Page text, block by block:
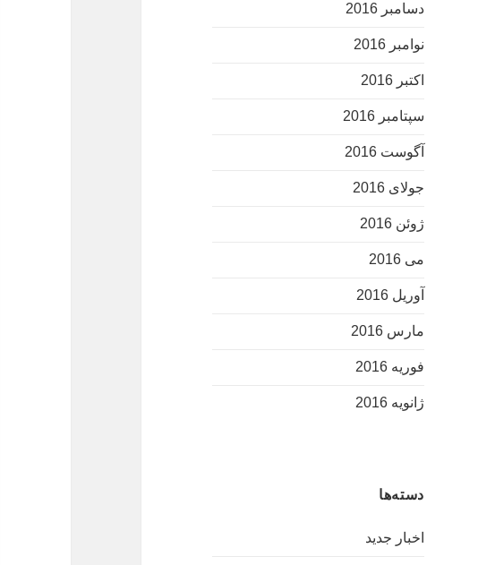
دسامبر 2016
نوامبر 2016
اکتبر 2016
سپتامبر 2016
آگوست 2016
جولای 2016
ژوئن 2016
می 2016
آوریل 2016
مارس 2016
فوریه 2016
ژانویه 2016
دسته‌ها
اخبار جدید